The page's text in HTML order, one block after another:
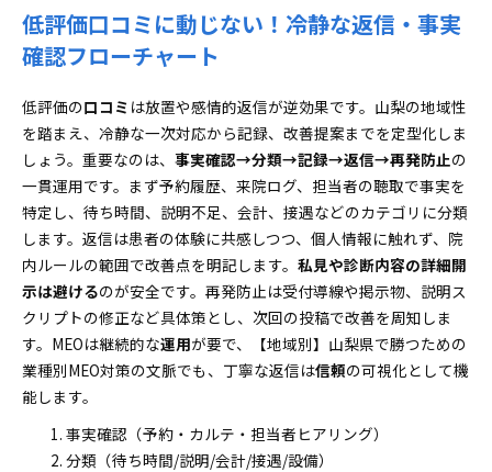
低評価口コミに動じない！冷静な返信・事実
確認フローチャート
低評価の口コミ は放置や感情的返信が逆効果です。山梨の地域性
を踏まえ、冷静な一次対応から記録、改善提案までを定型化しま
しょう。重要なのは、 事実確認→分類→記録→返信→再発防止の
一貫運用です。まず予約履歴、来院ログ、担当者の聴取で事実を
特定し、待ち時間、説明不足、会計、接遇などのカテゴリに分類
します。返信は患者の体験に共感しつつ、個人情報に触れず、院
内ルールの範囲で改善点を明記します。 私見や診断内容の詳細開
示は避けるのが安全です。再発防止は受付導線や掲示物、説明ス
クリプトの修正など具体策とし、次回の投稿で改善を周知しま
す。MEOは継続的な運用が要で、【地域別】山梨県で勝つための
業種別MEO対策の文脈でも、丁寧な返信は信頼の可視化として機
能します。
事実確認（予約・カルテ・担当者ヒアリング）
分類（待ち時間/説明/会計/接遇/設備）